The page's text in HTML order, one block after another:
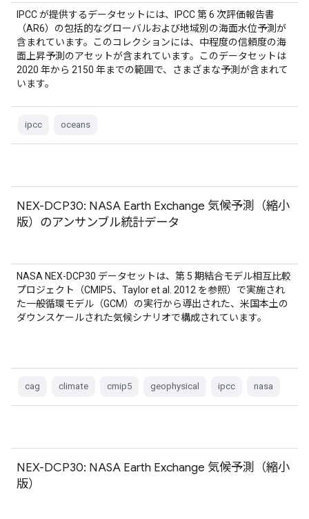
IPCC が提供するデータセットには、IPCC 第 6 次評価報告書
（AR6）の包括的なグローバルおよび地域別の海面水位予測が
含まれています。このコレクションには、中程度の信頼度の海
面上昇予測のアセットが含まれています。このデータセットは
2020 年から 2150 年までの範囲で、さまざまな予測が含まれて
います。
ipcc oceans
NEX-DCP30: NASA Earth Exchange 気候予測（縮小
版）のアンサンブル統計データ
NASA NEX-DCP30 データセットは、第 5 期結合モデル相互比較
プロジェクト（CMIP5、Taylor et al. 2012 を参照）で実施され
た一般循環モデル（GCM）の実行から導出された、米国本土の
ダウンスケールされた気候シナリオで構成されています。
cag climate cmip5 geophysical ipcc nasa
NEX-DCP30: NASA Earth Exchange 気候予測（縮小
版）